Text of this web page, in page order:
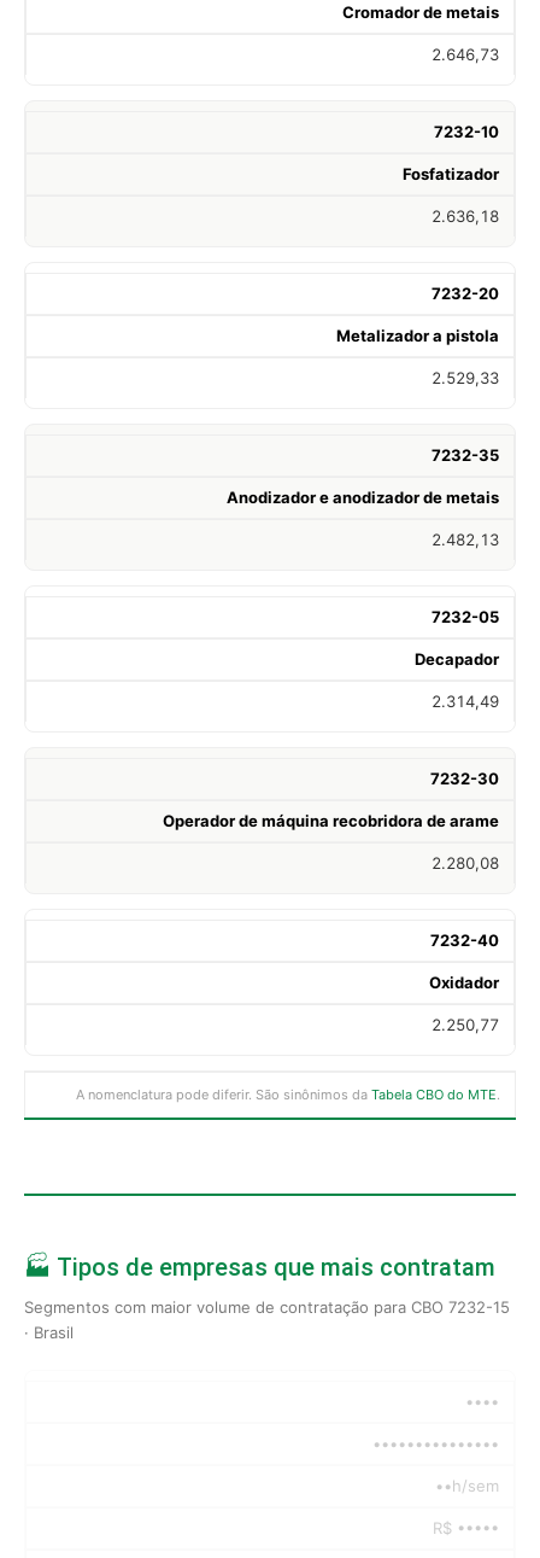
Cromador de metais
2.646,73
7232-10
Fosfatizador
2.636,18
7232-20
Metalizador a pistola
2.529,33
7232-35
Anodizador e anodizador de metais
2.482,13
7232-05
Decapador
2.314,49
7232-30
Operador de máquina recobridora de arame
2.280,08
7232-40
Oxidador
2.250,77
A nomenclatura pode diferir. São sinônimos da Tabela CBO do MTE.
🏭 Tipos de empresas que mais contratam
Segmentos com maior volume de contratação para CBO 7232-15
· Brasil
••••
•••••••••••••••
••h/sem
R$ •••••